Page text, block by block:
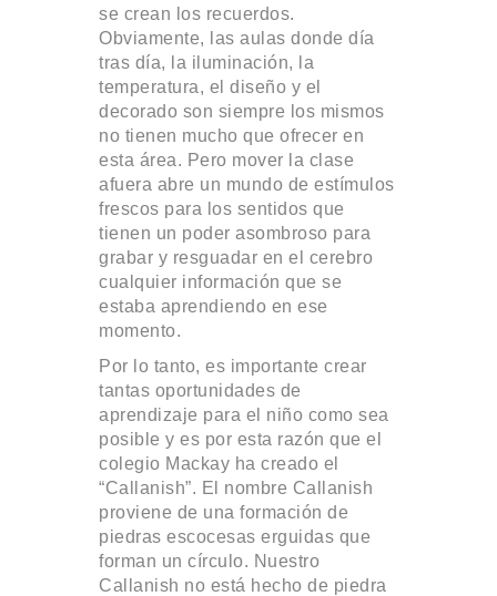
se crean los recuerdos.
Obviamente, las aulas donde día
tras día, la iluminación, la
temperatura, el diseño y el
decorado son siempre los mismos
no tienen mucho que ofrecer en
esta área. Pero mover la clase
afuera abre un mundo de estímulos
frescos para los sentidos que
tienen un poder asombroso para
grabar y resguadar en el cerebro
cualquier información que se
estaba aprendiendo en ese
momento.
Por lo tanto, es importante crear
tantas oportunidades de
aprendizaje para el niño como sea
posible y es por esta razón que el
colegio Mackay ha creado el
“Callanish”. El nombre Callanish
proviene de una formación de
piedras escocesas erguidas que
forman un círculo. Nuestro
Callanish no está hecho de piedra